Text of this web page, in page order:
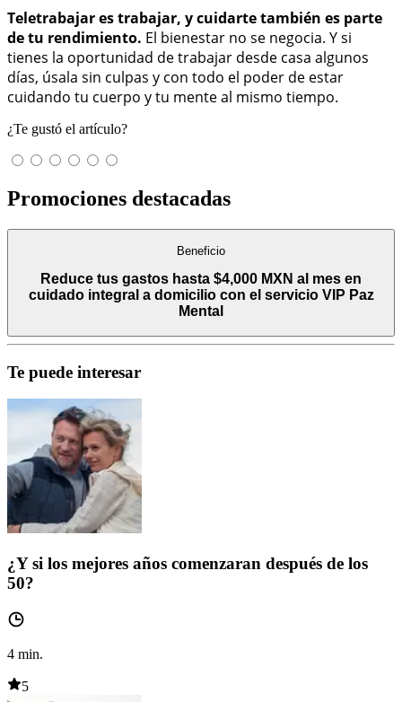
Teletrabajar es trabajar, y cuidarte también es parte
de tu rendimiento. El bienestar no se negocia. Y si
tienes la oportunidad de trabajar desde casa algunos
días, úsala sin culpas y con todo el poder de estar
cuidando tu cuerpo y tu mente al mismo tiempo.
¿Te gustó el artículo?
Promociones destacadas
Beneficio
Reduce tus gastos hasta $4,000 MXN al mes en
cuidado integral a domicilio con el servicio VIP Paz
Mental
Te puede interesar
¿Y si los mejores años comenzaran después de los
50?
4 min.
5